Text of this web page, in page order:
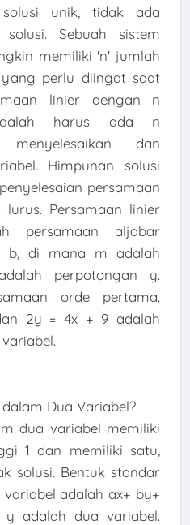
unik, tidak ada
Sebuah sistem
memiliki 'n' jumlah
perlu diingat saat
linier dengan n
harus ada n
dan
Himpunan solusi
persamaan
Persamaan linier
persamaan aljabar
b, di mana m adalah
perpotongan y.
orde pertama.
2y = 4x + 9 adalah
Dua Variabel?
dua variabel memiliki
1 dan memiliki satu,
solusi. Bentuk standar
adalah ax+ by+
adalah dua variabel.